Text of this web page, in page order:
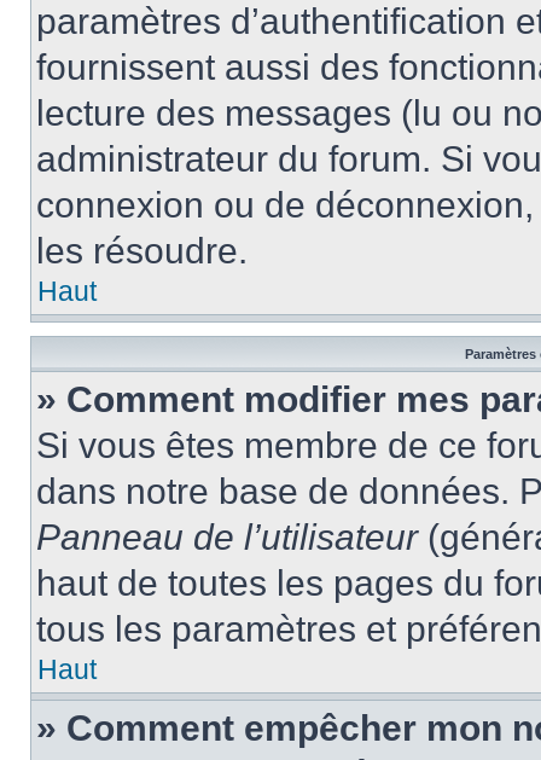
paramètres d’authentification
fournissent aussi des
lecture des messages (lu ou
administrateur du forum. Si
connexion ou de
les résoudre.
Haut
Paramètres
» Comment modifier mes
Si vous êtes membre de ce
dans notre base de données.
Panneau de l’utilisateur
haut de toutes les pages du
tous les paramètres et
Haut
» Comment empêcher mon